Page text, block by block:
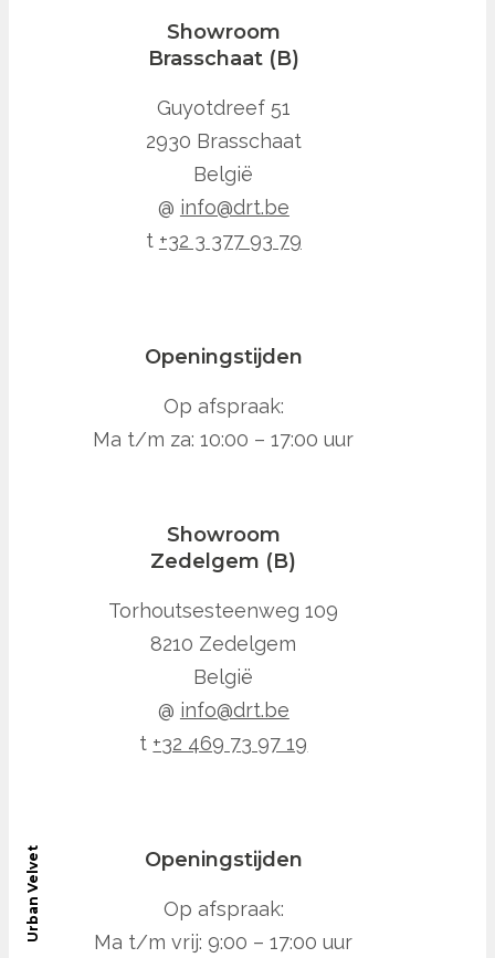
Urban Velvet
Showroom
Brasschaat (B)
Guyotdreef 51
2930 Brasschaat
België
@ info@drt.be
t +32 3 377 93 79
Openingstijden
Op afspraak:
Ma t/m za: 10:00 – 17:00 uur
Showroom
Zedelgem (B)
Torhoutsesteenweg 109
8210 Zedelgem
België
@ info@drt.be
t +32 469 73 97 19
Openingstijden
Op afspraak:
Ma t/m vrij: 9:00 – 17:00 uur